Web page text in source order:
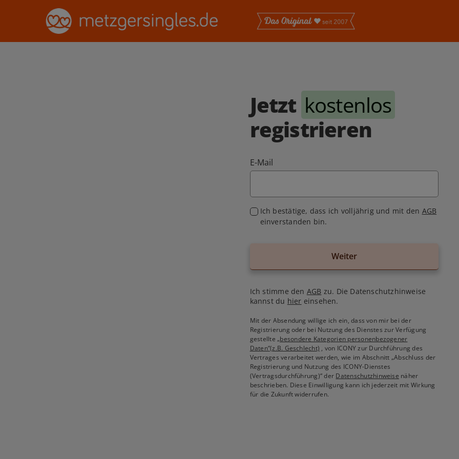
Jetzt kostenlos
registrieren
E-Mail
Ich bestätige, dass ich volljährig und mit den AGB
einverstanden bin.
Weiter
Ich stimme den AGB zu. Die Datenschutzhinweise
kannst du hier einsehen.
Mit der Absendung willige ich ein, dass von mir bei der
Registrierung oder bei Nutzung des Dienstes zur Verfügung
gestellte„besondere Kategorien personenbezogener
Daten“(z.B. Geschlecht) , von ICONY zur Durchführung des
Vertrages verarbeitet werden, wie im Abschnitt „Abschluss der
Registrierung und Nutzung des ICONY-Dienstes
(Vertragsdurchführung)“ der Datenschutzhinweise näher
beschrieben. Diese Einwilligung kann ich jederzeit mit Wirkung
für die Zukunft widerrufen.